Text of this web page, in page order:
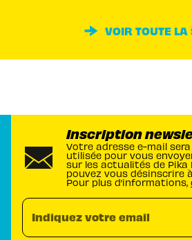
VOIR TOUTE LA
Inscription
Votre adresse e-mail
utilisée pour vous
sur les actualités de Pika
pouvez vous désinscrire
Pour plus d’informations,
Indiquez votre email